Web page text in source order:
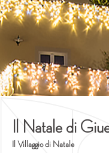
Il Natale di
Il Villaggio di Natale